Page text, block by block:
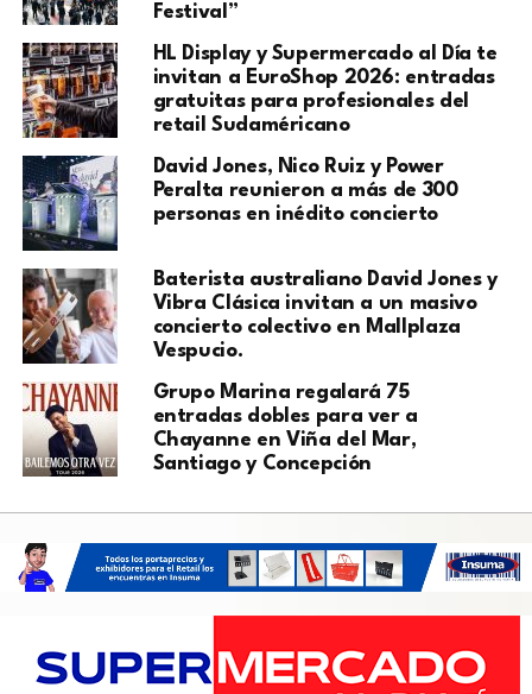
Festival”
HL Display y Supermercado al Día te
invitan a EuroShop 2026: entradas
gratuitas para profesionales del
retail Sudaméricano
David Jones, Nico Ruiz y Power
Peralta reunieron a más de 300
personas en inédito concierto
Baterista australiano David Jones y
Vibra Clásica invitan a un masivo
concierto colectivo en Mallplaza
Vespucio.
Grupo Marina regalará 75
entradas dobles para ver a
Chayanne en Viña del Mar,
Santiago y Concepción